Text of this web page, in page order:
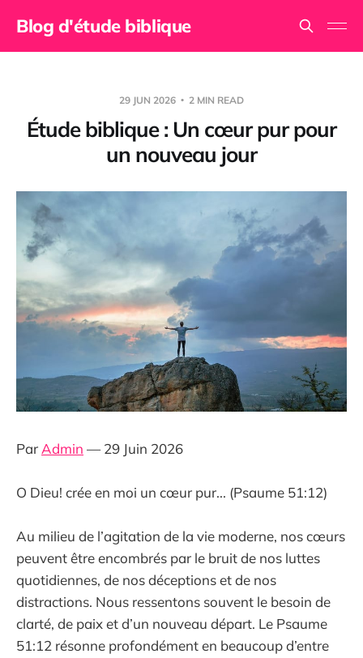
Blog d'étude biblique
29 JUN 2026 2 MIN READ
Étude biblique : Un cœur pur pour
un nouveau jour
Par Admin — 29 Juin 2026
O Dieu! crée en moi un cœur pur... (Psaume 51:12)
Au milieu de l’agitation de la vie moderne, nos cœurs
peuvent être encombrés par le bruit de nos luttes
quotidiennes, de nos déceptions et de nos
distractions. Nous ressentons souvent le besoin de
clarté, de paix et d’un nouveau départ. Le Psaume
51:12 résonne profondément en beaucoup d’entre